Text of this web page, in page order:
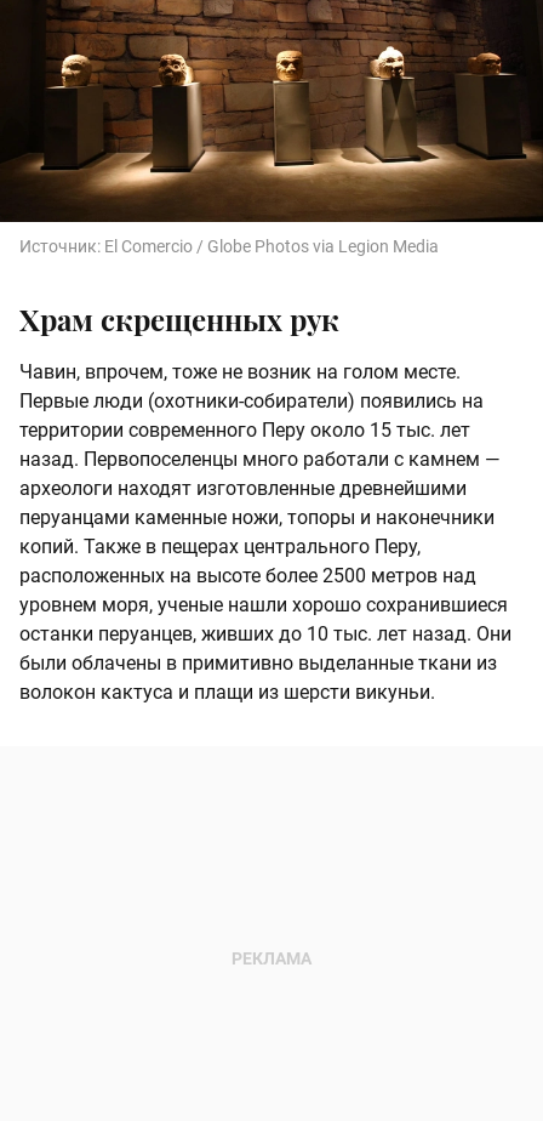
Источник: El Comercio / Globe Photos via Legion Media
Храм скрещенных рук
Чавин, впрочем, тоже не возник на голом месте.
Первые люди (охотники-собиратели) появились на
территории современного Перу около 15 тыс. лет
назад. Первопоселенцы много работали с камнем —
археологи находят изготовленные древнейшими
перуанцами каменные ножи, топоры и наконечники
копий. Также в пещерах центрального Перу,
расположенных на высоте более 2500 метров над
уровнем моря, ученые нашли хорошо сохранившиеся
останки перуанцев, живших до 10 тыс. лет назад. Они
были облачены в примитивно выделанные ткани из
волокон кактуса и плащи из шерсти викуньи.